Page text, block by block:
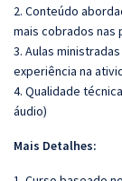
2. Conteúdo
mais cobrados nas
3. Aulas
experiência na
4. Qualidade
áudio)
Mais Detalhes: